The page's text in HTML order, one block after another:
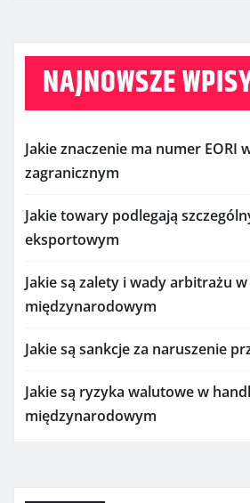
NAJNOWSZE
Jakie znaczenie ma numer EORI
zagranicznym
Jakie towary podlegają
eksportowym
Jakie są zalety i wady arbitrażu
międzynarodowym
Jakie są sankcje za naruszenie
Jakie są ryzyka walutowe w
międzynarodowym